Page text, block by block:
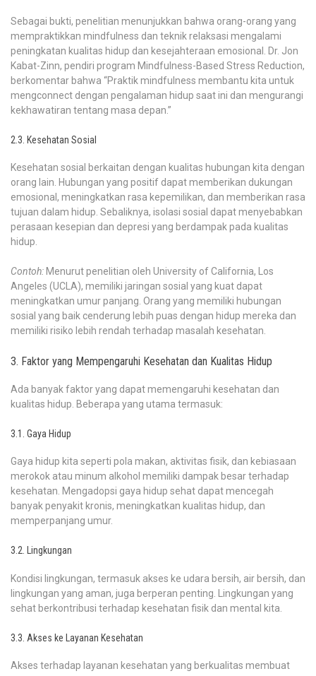
Sebagai bukti, penelitian menunjukkan bahwa orang-orang yang
mempraktikkan mindfulness dan teknik relaksasi mengalami
peningkatan kualitas hidup dan kesejahteraan emosional. Dr. Jon
Kabat-Zinn, pendiri program Mindfulness-Based Stress Reduction,
berkomentar bahwa “Praktik mindfulness membantu kita untuk
mengconnect dengan pengalaman hidup saat ini dan mengurangi
kekhawatiran tentang masa depan.”
2.3. Kesehatan Sosial
Kesehatan sosial berkaitan dengan kualitas hubungan kita dengan
orang lain. Hubungan yang positif dapat memberikan dukungan
emosional, meningkatkan rasa kepemilikan, dan memberikan rasa
tujuan dalam hidup. Sebaliknya, isolasi sosial dapat menyebabkan
perasaan kesepian dan depresi yang berdampak pada kualitas
hidup.
Contoh: Menurut penelitian oleh University of California, Los
Angeles (UCLA), memiliki jaringan sosial yang kuat dapat
meningkatkan umur panjang. Orang yang memiliki hubungan
sosial yang baik cenderung lebih puas dengan hidup mereka dan
memiliki risiko lebih rendah terhadap masalah kesehatan.
3. Faktor yang Mempengaruhi Kesehatan dan Kualitas Hidup
Ada banyak faktor yang dapat memengaruhi kesehatan dan
kualitas hidup. Beberapa yang utama termasuk:
3.1. Gaya Hidup
Gaya hidup kita seperti pola makan, aktivitas fisik, dan kebiasaan
merokok atau minum alkohol memiliki dampak besar terhadap
kesehatan. Mengadopsi gaya hidup sehat dapat mencegah
banyak penyakit kronis, meningkatkan kualitas hidup, dan
memperpanjang umur.
3.2. Lingkungan
Kondisi lingkungan, termasuk akses ke udara bersih, air bersih, dan
lingkungan yang aman, juga berperan penting. Lingkungan yang
sehat berkontribusi terhadap kesehatan fisik dan mental kita.
3.3. Akses ke Layanan Kesehatan
Akses terhadap layanan kesehatan yang berkualitas membuat